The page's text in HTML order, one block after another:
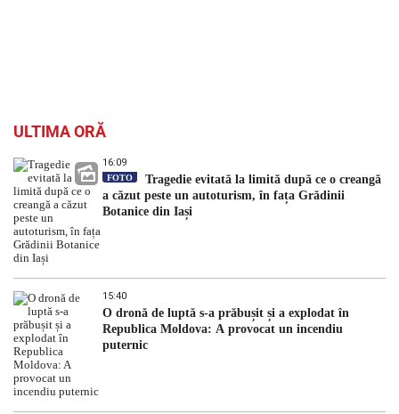
ULTIMA ORĂ
16:09
FOTO
Tragedie evitată la limită după ce o creangă
a căzut peste un autoturism, în fața Grădinii
Botanice din Iași
15:40
O dronă de luptă s-a prăbușit și a explodat în
Republica Moldova: A provocat un incendiu
puternic